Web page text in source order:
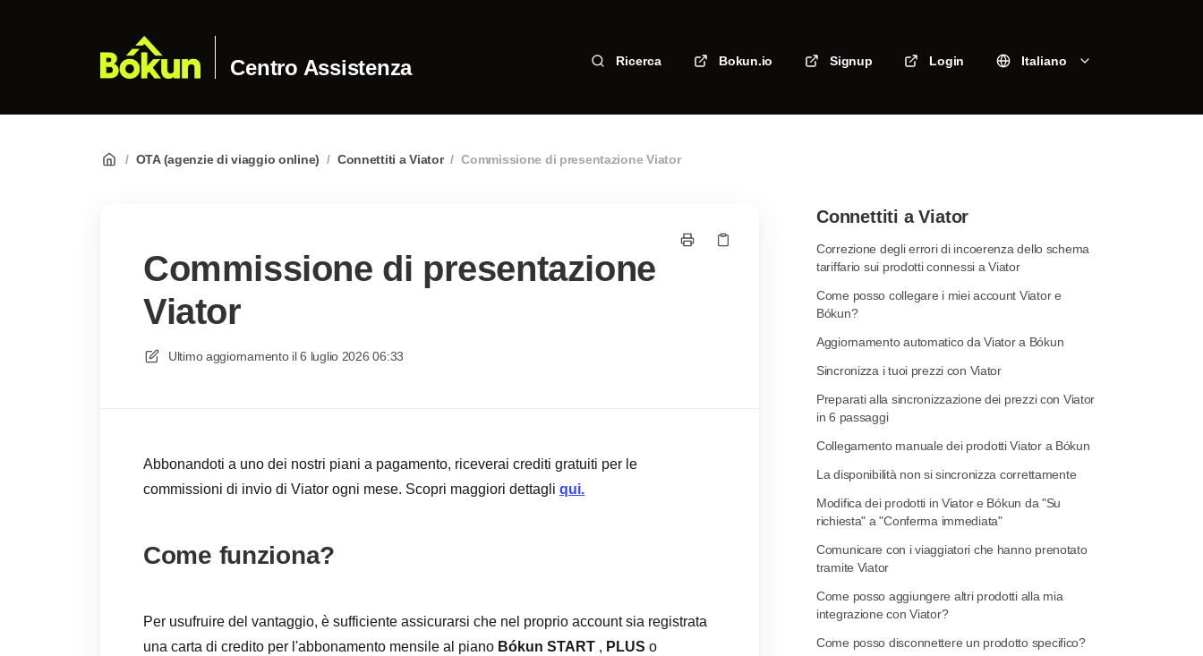
Centro Assistenza Ricerca Bokun.io Signup Login Italiano
/ OTA (agenzie di viaggio online) / Connettiti a Viator / Commissione di presentazione Viator
Commissione di presentazione
Viator
Ultimo aggiornamento il 6 luglio 2026 06:33
Abbonandoti a uno dei nostri piani a pagamento, riceverai crediti gratuiti per le
commissioni di invio di Viator ogni mese. Scopri maggiori dettagli qui.
Come funziona?
Per usufruire del vantaggio, è sufficiente assicurarsi che nel proprio account sia registrata
una carta di credito per l'abbonamento mensile al piano Bókun START , PLUS o
Connettiti a Viator
Correzione degli errori di incoerenza dello schema
tariffario sui prodotti connessi a Viator
Come posso collegare i miei account Viator e
Bókun?
Aggiornamento automatico da Viator a Bókun
Sincronizza i tuoi prezzi con Viator
Preparati alla sincronizzazione dei prezzi con Viator
in 6 passaggi
Collegamento manuale dei prodotti Viator a Bókun
La disponibilità non si sincronizza correttamente
Modifica dei prodotti in Viator e Bókun da "Su
richiesta" a "Conferma immediata"
Comunicare con i viaggiatori che hanno prenotato
tramite Viator
Come posso aggiungere altri prodotti alla mia
integrazione con Viator?
Come posso disconnettere un prodotto specifico?